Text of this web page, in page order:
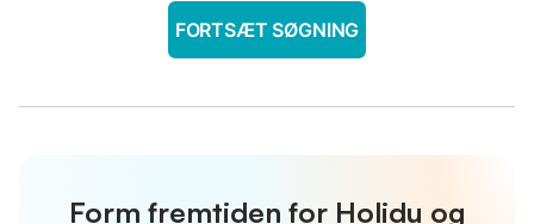
FORTSÆT SØGNING
Form fremtiden for Holidu og